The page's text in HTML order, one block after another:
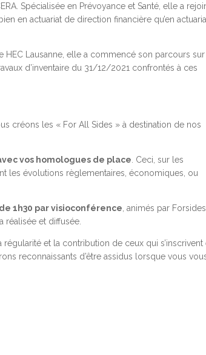
Spécialisée en Prévoyance et Santé, elle a
en actuariat de direction financière qu’en
HEC Lausanne, elle a commencé son parcours sur
d’inventaire du 31/12/2021 confrontés à ces
créons les « For All Sides » à destination de nos
vos homologues de place . Ceci, sur les
les évolutions règlementaires, économiques, ou
1h30 par visioconférence , animés par
réalisée et diffusée.
et la contribution de ceux qui s’inscrivent
reconnaissants d’être assidus lorsque vous